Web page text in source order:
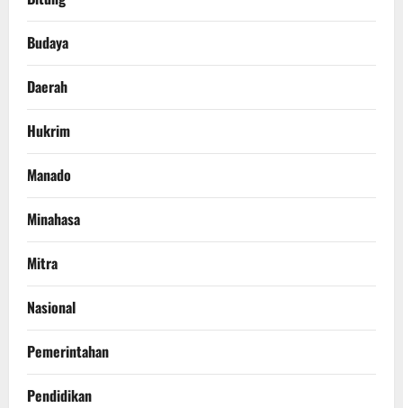
Budaya
Daerah
Hukrim
Manado
Minahasa
Mitra
Nasional
Pemerintahan
Pendidikan